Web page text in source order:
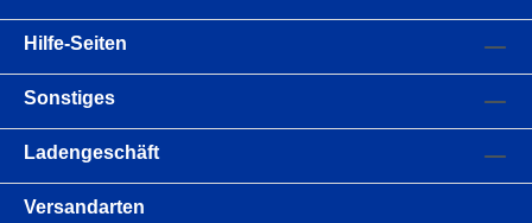
Hilfe-Seiten
Sonstiges
Ladengeschäft
Versandarten